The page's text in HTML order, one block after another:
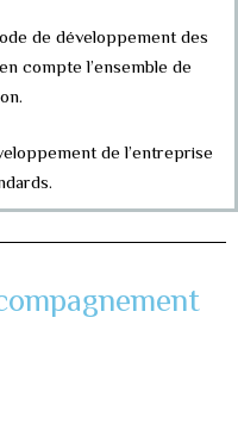
de développement des
compte l’ensemble de
de l’entreprise